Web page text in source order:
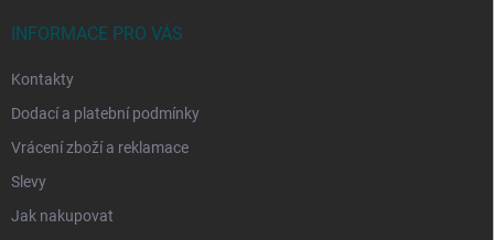
INFORMACE PRO VÁS
Kontakty
Dodací a platební podmínky
Vrácení zboží a reklamace
Slevy
Jak nakupovat